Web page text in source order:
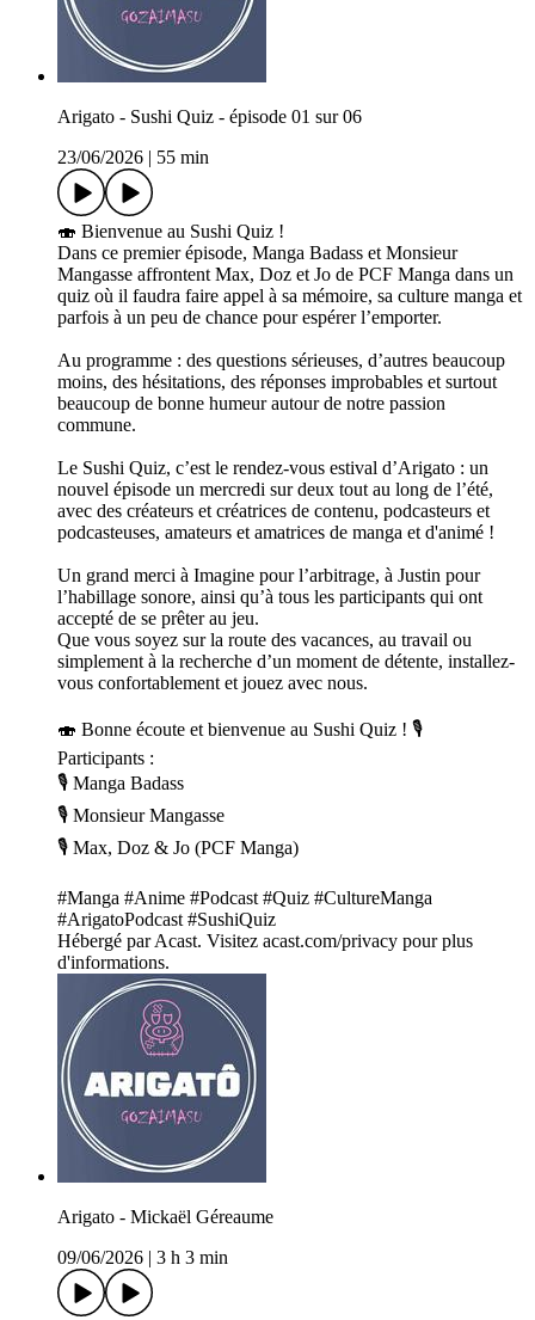
Arigato - Sushi Quiz - épisode 01 sur 06
23/06/2026
55 min
🍣 Bienvenue au Sushi Quiz !
Dans ce premier épisode, Manga Badass et Monsieur
Mangasse affrontent Max, Doz et Jo de PCF Manga dans un
quiz où il faudra faire appel à sa mémoire, sa culture manga et
parfois à un peu de chance pour espérer l’emporter.
Au programme : des questions sérieuses, d’autres beaucoup
moins, des hésitations, des réponses improbables et surtout
beaucoup de bonne humeur autour de notre passion
commune.
Le Sushi Quiz, c’est le rendez-vous estival d’Arigato : un
nouvel épisode un mercredi sur deux tout au long de l’été,
avec des créateurs et créatrices de contenu, podcasteurs et
podcasteuses, amateurs et amatrices de manga et d'animé !
Un grand merci à Imagine pour l’arbitrage, à Justin pour
l’habillage sonore, ainsi qu’à tous les participants qui ont
accepté de se prêter au jeu.
Que vous soyez sur la route des vacances, au travail ou
simplement à la recherche d’un moment de détente, installez-
vous confortablement et jouez avec nous.
🍣 Bonne écoute et bienvenue au Sushi Quiz ! 🎙️
Participants :
🎙️ Manga Badass
🎙️ Monsieur Mangasse
🎙️ Max, Doz & Jo (PCF Manga)
#Manga #Anime #Podcast #Quiz #CultureManga
#ArigatoPodcast #SushiQuiz
Hébergé par Acast. Visitez acast.com/privacy pour plus
d'informations.
Arigato - Mickaël Géreaume
09/06/2026
3 h 3 min